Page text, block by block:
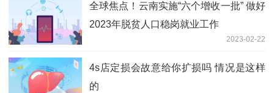
全球焦点！云南实施“六个增收一批” 做好
2023年脱贫人口稳岗就业工作
2023-02-22
4s店定损会故意给你扩损吗 情况是这样
的